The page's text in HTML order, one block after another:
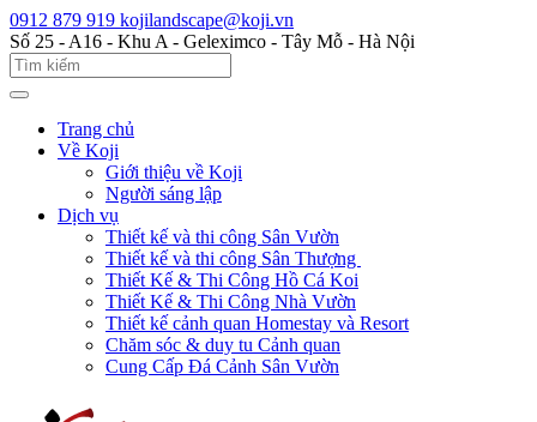
0912 879 919 kojilandscape@koji.vn
Số 25 - A16 - Khu A - Geleximco - Tây Mỗ - Hà Nội
Trang chủ
Về Koji
Giới thiệu về Koji
Người sáng lập
Dịch vụ
Thiết kế và thi công Sân Vườn
Thiết kế và thi công Sân Thượng
Thiết Kế & Thi Công Hồ Cá Koi
Thiết Kế & Thi Công Nhà Vườn
Thiết kế cảnh quan Homestay và Resort
Chăm sóc & duy tu Cảnh quan
Cung Cấp Đá Cảnh Sân Vườn